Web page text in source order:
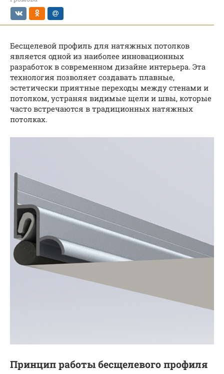
Бесщелевой профиль для натяжных потолков
является одной из наиболее инновационных
разработок в современном дизайне интерьера. Эта
технология позволяет создавать плавные,
эстетически приятные переходы между стенами и
потолком, устраняя видимые щели и швы, которые
часто встречаются в традиционных натяжных
потолках.
Принцип работы бесщелевого профиля